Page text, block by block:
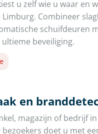
u zelf wie u waar en
Combineer
schuifdeuren
beveiliging.
en
magazijn of bedrijf
doet u met